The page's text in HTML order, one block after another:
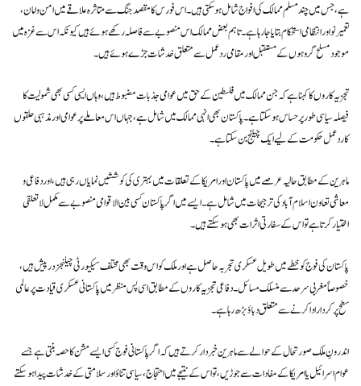
ہے، جس میں چند مسلم ممالک کی افواج شامل ہو سکتی ہیں۔ اس فورس کا مقصد جنگ سے متاثرہ علاقے میں امن و امان،
تعمیر نو اور انتظامی استحکام بتایا جا رہا ہے۔ تاہم بعض ممالک اس منصوبے سے فاصلہ رکھے ہوئے ہیں کیونکہ اس سے غزہ میں
موجود مسلح گروہوں کے مستقبل اور مقامی ردعمل سے متعلق خدشات جڑے ہوئے ہیں۔
تجزیہ کاروں کا کہنا ہے کہ جن ممالک میں فلسطین کے حق میں عوامی جذبات مضبوط ہیں، وہاں ایسی کسی بھی شمولیت کا
فیصلہ سیاسی طور پر حساس ہو سکتا ہے۔ پاکستان بھی انہی ممالک میں شامل ہے، جہاں اس معاملے پر عوامی اور مذہبی حلقوں
کا ردعمل حکومت کے لیے ایک چیلنج بن سکتا ہے۔
ماہرین کے مطابق حالیہ عرصے میں پاکستان اور امریکا کے تعلقات میں بہتری کی کوششیں نمایاں رہی ہیں، اور دفاعی و
معاشی تعاون اسلام آباد کی ترجیحات میں شامل ہے۔ ایسے میں اگر پاکستان کسی بین الاقوامی منصوبے سے مکمل لاتعلقی
اختیار کرتا ہے تو اس کے سفارتی اثرات بھی ہو سکتے ہیں۔
پاکستان کی فوج کو خطے میں طویل عسکری تجربہ حاصل ہے اور ملک کو اس وقت بھی مختلف سیکیورٹی چیلنجز درپیش ہیں،
خصوصاً مغربی سرحد سے منسلک مسائل۔ دفاعی تجزیہ کاروں کے مطابق اسی پس منظر میں پاکستانی عسکری قیادت پر عالمی
سطح پر کردار ادا کرنے سے متعلق دباؤ بڑھ رہا ہے۔
اندرونِ ملک صورتحال کے حوالے سے ماہرین خبردار کرتے ہیں کہ اگر پاکستانی فوج کسی ایسے مشن کا حصہ بنتی ہے جسے
عوام اسرائیل یا امریکا کے مفادات سے جوڑیں، تو اس کے نتیجے میں احتجاج، سیاسی تناؤ اور سلامتی کے خدشات پیدا ہو سکتے